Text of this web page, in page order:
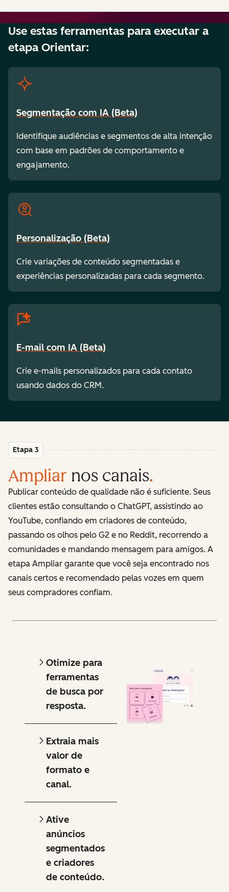
Use estas ferramentas para executar a
etapa Orientar:
Segmentação com IA (Beta)
Identifique audiências e segmentos de alta intenção
com base em padrões de comportamento e
engajamento.
Personalização (Beta)
Crie variações de conteúdo segmentadas e
experiências personalizadas para cada segmento.
E-mail com IA (Beta)
Crie e-mails personalizados para cada contato
usando dados do CRM.
Etapa 3
Ampliar nos canais.
Publicar conteúdo de qualidade não é suficiente. Seus
clientes estão consultando o ChatGPT, assistindo ao
YouTube, confiando em criadores de conteúdo,
passando os olhos pelo G2 e no Reddit, recorrendo a
comunidades e mandando mensagem para amigos. A
etapa Ampliar garante que você seja encontrado nos
canais certos e recomendado pelas vozes em quem
seus compradores confiam.
Otimize para
ferramentas
de busca por
resposta.
Extraia mais
valor de
formato e
canal.
Ative
anúncios
segmentados
e criadores
de conteúdo.